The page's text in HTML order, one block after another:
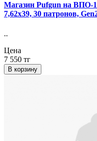
Магазин Pufgun на ВПО-
7,62х39, 30 патронов,
..
Цена
7 550 тг
В корзину